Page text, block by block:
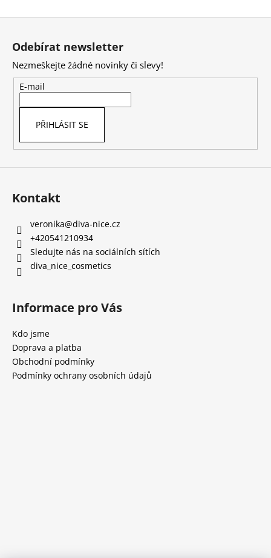
Z
Odebírat newsletter
Nezmeškejte žádné novinky či slevy!
E-mail
PŘIHLÁSIT SE
Kontakt
veronika@diva-nice.cz
+420541210934
Sledujte nás na sociálních sítích
diva_nice_cosmetics
Informace pro Vás
Kdo jsme
Doprava a platba
Obchodní podmínky
Podmínky ochrany osobních údajů